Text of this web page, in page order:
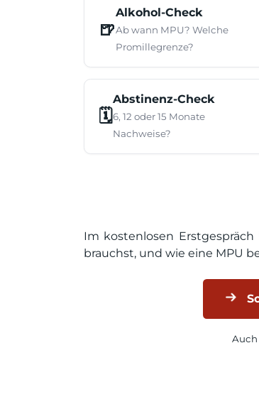
🍺
Alkohol-Check
Ab wann MPU? Welche
Promillegrenze?
🗓️
Abstinenz-Check
6, 12 oder 15 Monate
Nachweise?
Im kostenlosen
brauchst, und wie eine MPU
Auch